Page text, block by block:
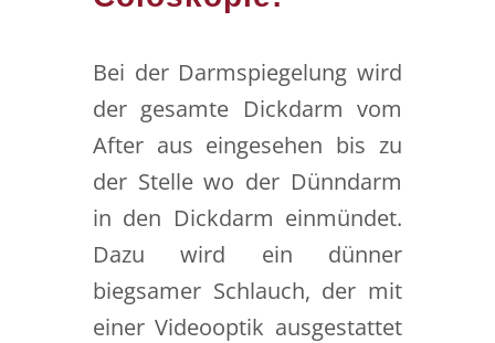
Bei der Darmspiegelung wird
der gesamte Dickdarm vom
After aus eingesehen bis zu
der Stelle wo der Dünndarm
in den Dickdarm einmündet.
Dazu wird ein dünner
biegsamer Schlauch, der mit
einer Videooptik ausgestattet